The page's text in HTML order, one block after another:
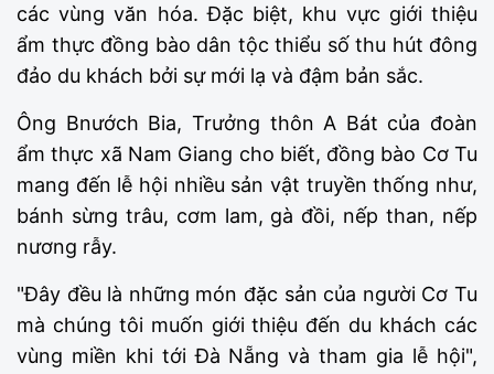
các vùng văn hóa. Đặc biệt, khu vực giới thiệu
ẩm thực đồng bào dân tộc thiểu số thu hút đông
đảo du khách bởi sự mới lạ và đậm bản sắc.
Ông Bnướch Bia, Trưởng thôn A Bát của đoàn
ẩm thực xã Nam Giang cho biết, đồng bào Cơ Tu
mang đến lễ hội nhiều sản vật truyền thống như,
bánh sừng trâu, cơm lam, gà đồi, nếp than, nếp
nương rẫy.
"Đây đều là những món đặc sản của người Cơ Tu
mà chúng tôi muốn giới thiệu đến du khách các
vùng miền khi tới Đà Nẵng và tham gia lễ hội",